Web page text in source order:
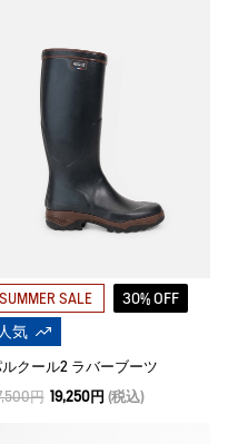
SUMMER SALE
30% OFF
人気
クール2 ラバーブーツ
円 19,250円 (税込)